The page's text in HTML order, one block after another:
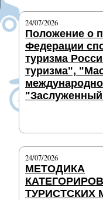
24/07/2026
Положение о
Федерации
туризма
туризма",
24/07/2026
МЕТОДИКА
ТУРИСТСКИХ